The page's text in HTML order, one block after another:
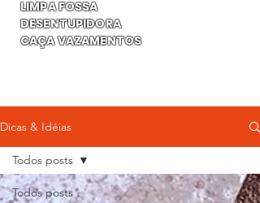
LIMPA FOSSA
DESENTUPIDORA
CAÇA VAZAMENTOS
Dicas & Idéias
Todos posts
Todos posts